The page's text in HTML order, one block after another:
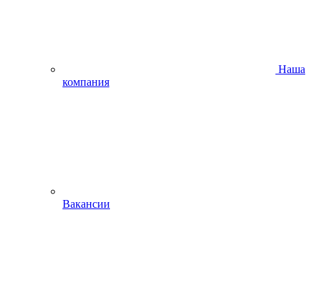
Наша
компания
Вакансии